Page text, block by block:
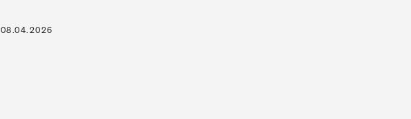
08.04.2026